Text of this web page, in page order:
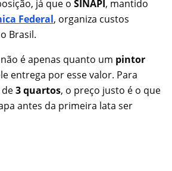
já que o SINAPI , mantido
Federal, organiza custos
Brasil.
é apenas quanto um pintor
entrega por esse valor. Para
3 quartos, o preço justo é o que
antes da primeira lata ser